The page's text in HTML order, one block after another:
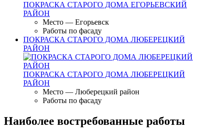
ПОКРАСКА СТАРОГО ДОМА ЕГОРЬЕВСКИЙ
РАЙОН
Место — Егорьевск
Работы по фасаду
ПОКРАСКА СТАРОГО ДОМА ЛЮБЕРЕЦКИЙ
РАЙОН
ПОКРАСКА СТАРОГО ДОМА ЛЮБЕРЕЦКИЙ
РАЙОН
Место — Люберецкий район
Работы по фасаду
Наиболее востребованные работы